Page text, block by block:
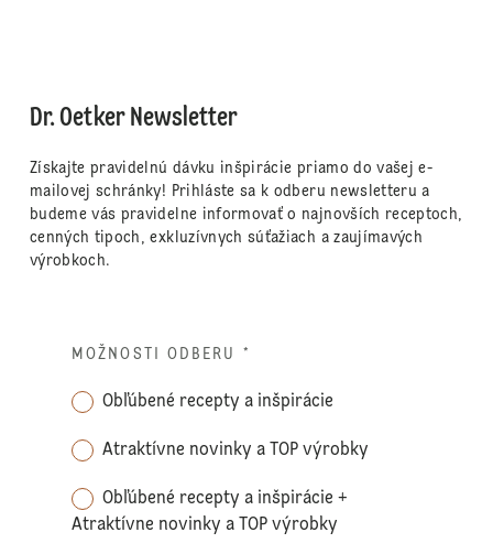
Dr. Oetker Newsletter
Získajte pravidelnú dávku inšpirácie priamo do vašej e-
mailovej schránky! Prihláste sa k odberu newsletteru a
budeme vás pravidelne informovať o najnovších receptoch,
cenných tipoch, exkluzívnych súťažiach a zaujímavých
výrobkoch.
MOŽNOSTI ODBERU *
Obľúbené recepty a inšpirácie
Atraktívne novinky a TOP výrobky
Obľúbené recepty a inšpirácie +
Atraktívne novinky a TOP výrobky